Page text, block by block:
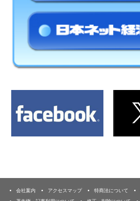
会社案内 アクセスマップ 特商法について